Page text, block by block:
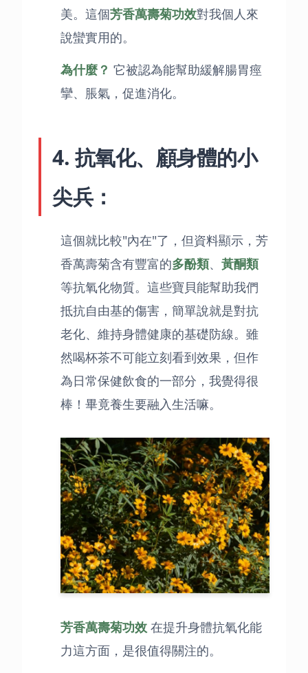
美。這個芳香萬壽菊功效對我個人來
說蠻實用的。
為什麼？ 它被認為能幫助緩解腸胃痙
攣、脹氣，促進消化。
4. 抗氧化、顧身體的小
尖兵：
這個就比較"內在"了，但資料顯示，芳
香萬壽菊含有豐富的多酚類、黃酮類
等抗氧化物質。這些寶貝能幫助我們
抵抗自由基的傷害，簡單說就是對抗
老化、維持身體健康的基礎防線。雖
然喝杯茶不可能立刻看到效果，但作
為日常保健飲食的一部分，我覺得很
棒！畢竟養生要融入生活嘛。
芳香萬壽菊功效 在提升身體抗氧化能
力這方面，是很值得關注的。